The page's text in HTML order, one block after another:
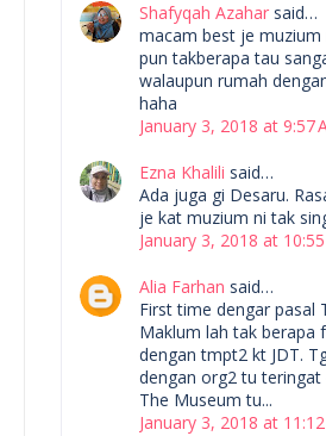
Shafyqah Azahar said…
macam best je muzium
pun takberapa tau
walaupun rumah
haha
January 3, 2018 at 9:57
Ezna Khalili said…
Ada juga gi Desaru.
je kat muzium ni tak
January 3, 2018 at
Alia Farhan said…
First time dengar pasal
Maklum lah tak berapa
dengan tmpt2 kt JDT.
dengan org2 tu
The Museum tu...
January 3, 2018 at